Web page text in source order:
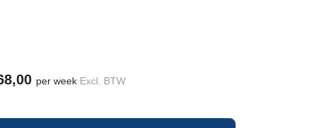
per week Excl. BTW